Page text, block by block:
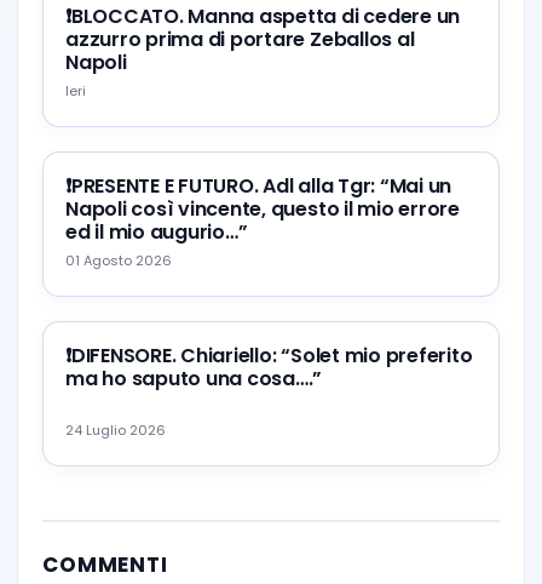
❗️BLOCCATO. Manna aspetta di cedere un
azzurro prima di portare Zeballos al
Napoli
Ieri
❗️PRESENTE E FUTURO. Adl alla Tgr: “Mai un
Napoli così vincente, questo il mio errore
ed il mio augurio…”
01 Agosto 2026
❗️DIFENSORE. Chiariello: “Solet mio preferito
ma ho saputo una cosa….”
24 Luglio 2026
COMMENTI